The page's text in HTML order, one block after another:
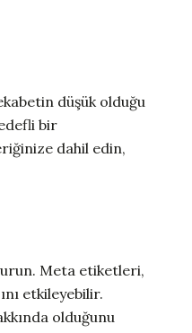
düşük olduğu
bir
dahil edin,
Meta etiketleri,
etkileyebilir.
olduğunu